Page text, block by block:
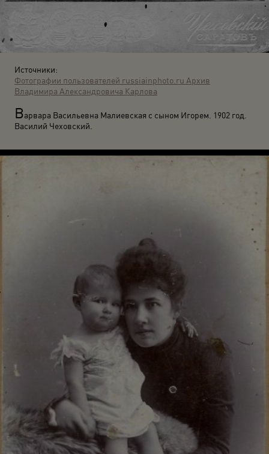
Источники:
Фотографии пользователей russiainphoto.ru Архив
Владимира Александровича Карлова
Варвара Васильевна Малиевская с сыном Игорем. 1902 год.
Василий Чеховский.